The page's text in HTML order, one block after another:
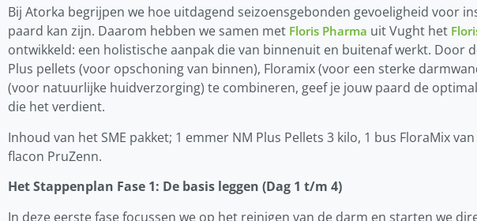
Bij Atorka begrijpen we hoe uitdagend seizoensgebonden gevoeligheid voor
paard kan zijn. Daarom hebben we samen met Floris Pharma uit Vught het
ontwikkeld: een holistische aanpak die van binnenuit en buitenaf werkt. Door
Plus pellets (voor opschoning van binnen), Floramix (voor een sterke
(voor natuurlijke huidverzorging) te combineren, geef je jouw paard de
die het verdient.
Inhoud van het SME pakket; 1 emmer NM Plus Pellets 3 kilo, 1 bus FloraMix
flacon PruZenn.
Het Stappenplan Fase 1: De basis leggen (Dag 1 t/m 4)
In deze eerste fase focussen we op het reinigen van de darm en starten we